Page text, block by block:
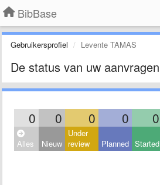
BibBase
Gebruikersprofiel Levente TAMAS
De status van uw aanvragen
0 0 0 0 0
Alles Nieuw
Under
review
Planned Started